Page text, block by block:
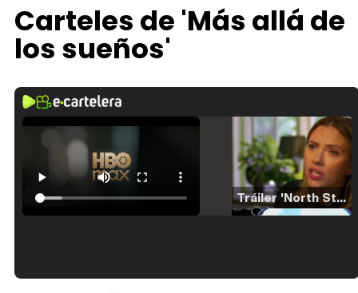
Carteles de 'Más allá de
los sueños'
Tráiler 'North Star' (2023)